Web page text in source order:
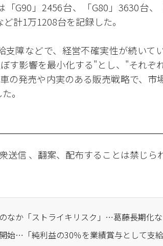
G90」2456台、「G80」3630台、
ど計1万1208台を記録した。
障などで、経営不確実性が続いて
す影響を最小化する"とし、"それぞ
の発売や内実のある販売戦略で、市
。
信 、翻案、配布することは禁じら
始…「純利益の30％を業績賞与として支